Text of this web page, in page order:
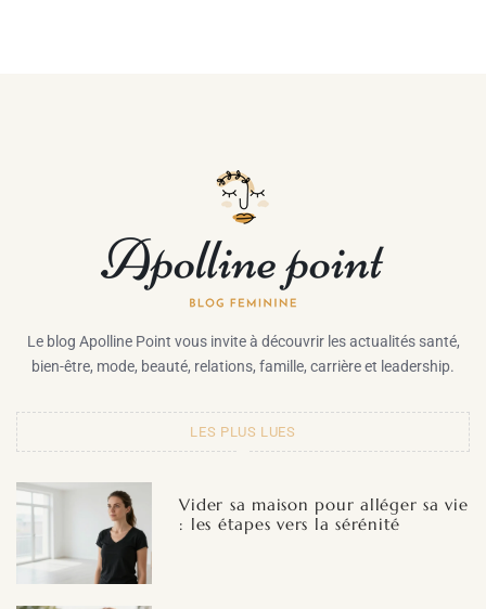
Le blog Apolline Point vous invite à découvrir les actualités santé,
bien-être, mode, beauté, relations, famille, carrière et leadership.
LES PLUS LUES
Vider sa maison pour alléger sa vie
: les étapes vers la sérénité